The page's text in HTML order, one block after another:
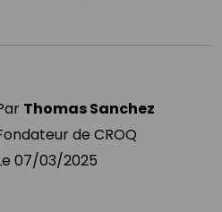
Thomas Sanchez
de CROQ
07/03/2025